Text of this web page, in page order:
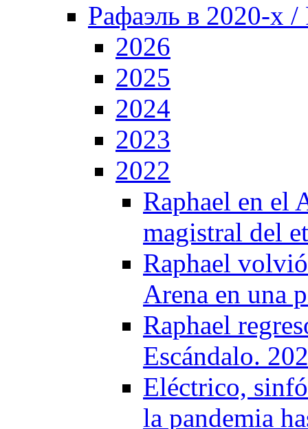
Рафаэль в 2020-х /
2026
2025
2024
2023
2022
Raphael en el
magistral del
Raphael
Arena en una
Raphael
Escándalo.
Eléctrico,
la pandemia